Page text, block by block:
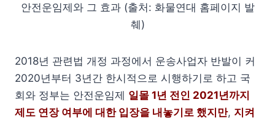
안전운임제와 그 효과 (출처: 화물연대 홈페이지 발
췌)
2018년 관련법 개정 과정에서 운송사업자 반발이 커
2020년부터 3년간 한시적으로 시행하기로 하고 국
회와 정부는 안전운임제 일몰 1년 전인 2021년까지
제도 연장 여부에 대한 입장을 내놓기로 했지만, 지켜